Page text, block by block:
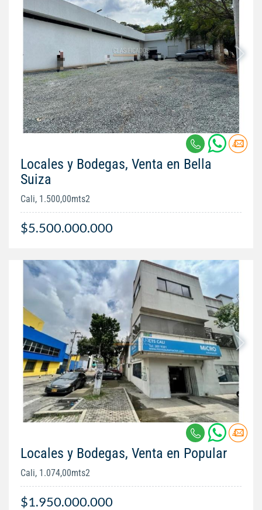
Locales y Bodegas, Venta en Bella
Suiza
Cali, 1.500,00mts2
$5.500.000.000
Locales y Bodegas, Venta en Popular
Cali, 1.074,00mts2
$1.950.000.000